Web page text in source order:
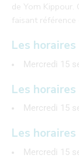
de Yom Kippour.
faisant référence
Les
Mercredi 15
Les
Mercredi 15
Les
Mercredi 15